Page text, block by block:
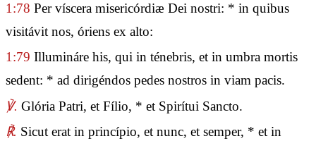
1:78 Per víscera misericórdiæ Dei nostri: * in quibus
visitávit nos, óriens ex alto:
1:79 Illumináre his, qui in ténebris, et in umbra mortis
sedent: * ad dirigéndos pedes nostros in viam pacis.
℣. Glória Patri, et Fílio, * et Spirítui Sancto.
℟. Sicut erat in princípio, et nunc, et semper, * et in